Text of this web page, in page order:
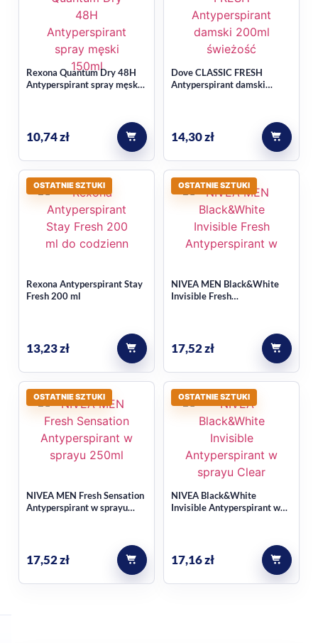
Rexona Quantum Dry 48H
Antyperspirant spray męski
10,74zł
Dove CLASSIC FRESH
Antyperspirant damski
14,30zł
OSTATNIE SZTUKI
Rexona Antyperspirant Stay
Fresh 200 ml
13,23zł
OSTATNIE SZTUKI
NIVEA MEN Black&White
Invisible Fresh
17,52zł
OSTATNIE SZTUKI
NIVEA MEN Fresh Sensation
Antyperspirant w sprayu
17,52zł
OSTATNIE SZTUKI
NIVEA Black&White
Invisible Antyperspirant w
17,16zł